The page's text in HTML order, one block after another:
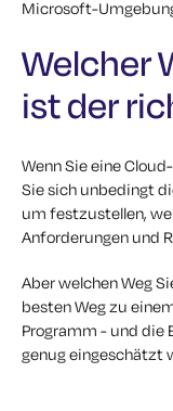
Microsoft-
Welcher
ist der
Wenn Sie eine
Sie sich unbedingt
um festzustellen,
Anforderungen und
Aber welchen Weg
besten Weg zu
Programm - und die
genug eingeschätzt